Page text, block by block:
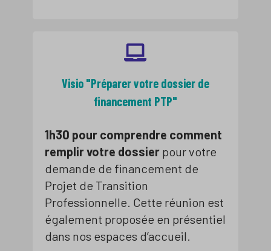
Visio "Préparer votre dossier de
financement PTP"
1h30 pour comprendre comment
remplir votre dossier pour votre
demande de financement de
Projet de Transition
Professionnelle. Cette réunion est
également proposée en présentiel
dans nos espaces d’accueil.